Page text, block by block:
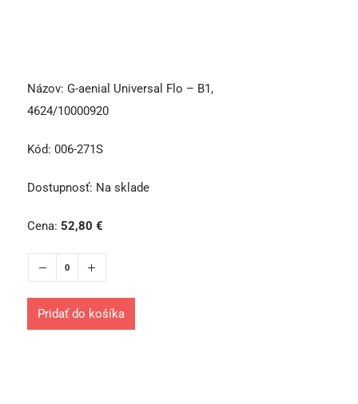
Názov: G-aenial Universal Flo – B1,
4624/10000920
Kód: 006-271S
Dostupnosť: Na sklade
Cena: 52,80 €
Pridať do košíka